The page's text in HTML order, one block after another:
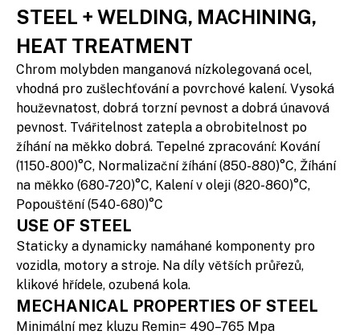
STEEL + WELDING, MACHINING,
HEAT TREATMENT
Chrom molybden manganová nízkolegovaná ocel,
vhodná pro zušlechťování a povrchové kalení. Vysoká
houževnatost, dobrá torzní pevnost a dobrá únavová
pevnost. Tvářitelnost zatepla a obrobitelnost po
žíhání na měkko dobrá. Tepelné zpracování: Kování
(1150-800)°C, Normalizační žíhání (850-880)°C, Žíhání
na měkko (680-720)°C, Kalení v oleji (820-860)°C,
Popouštění (540-680)°C
USE OF STEEL
Staticky a dynamicky namáhané komponenty pro
vozidla, motory a stroje. Na díly větších průřezů,
klikové hřídele, ozubená kola.
MECHANICAL PROPERTIES OF STEEL
Minimální mez kluzu Remin= 490–765 Mpa